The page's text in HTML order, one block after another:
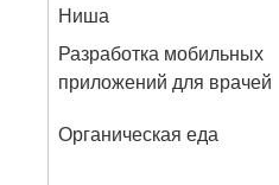
Ниша
Разработка мобильных
приложений для врачей
Органическая еда